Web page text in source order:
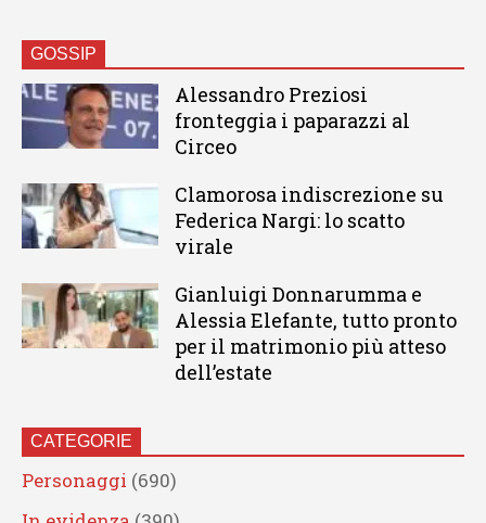
GOSSIP
Alessandro Preziosi
fronteggia i paparazzi al
Circeo
Clamorosa indiscrezione su
Federica Nargi: lo scatto
virale
Gianluigi Donnarumma e
Alessia Elefante, tutto pronto
per il matrimonio più atteso
dell’estate
CATEGORIE
Personaggi (690)